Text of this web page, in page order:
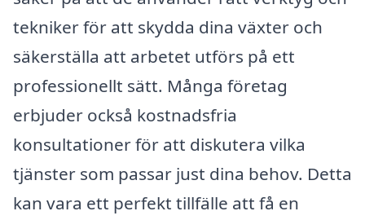
tekniker för att skydda dina växter och
säkerställa att arbetet utförs på ett
professionellt sätt. Många företag
erbjuder också kostnadsfria
konsultationer för att diskutera vilka
tjänster som passar just dina behov. Detta
kan vara ett perfekt tillfälle att få en